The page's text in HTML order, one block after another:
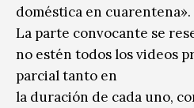
doméstica en cuarentena».
La parte convocante se
no estén todos los videos
parcial tanto en
la duración de cada uno,